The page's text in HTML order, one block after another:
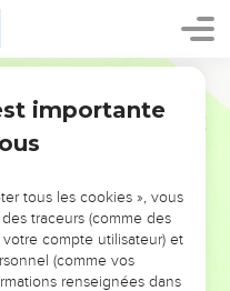
!
VOUS ÉVITER LES
?
importante
tous les cookies », vous
traceurs (comme des
compte utilisateur) et
(comme vos
renseignées dans